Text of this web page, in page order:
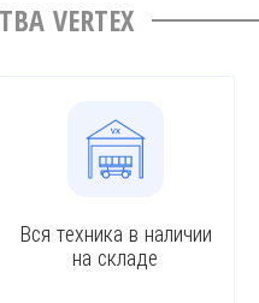
VERTEX
Вся техника в наличии
на складе